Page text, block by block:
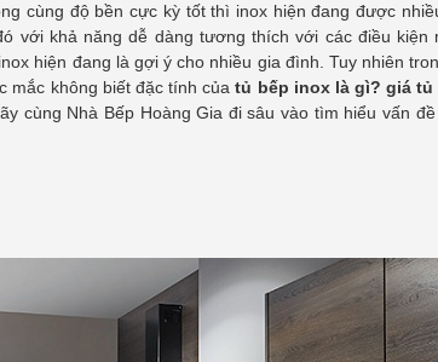
cùng độ bền cực kỳ tốt thì inox hiện đang được
với khả năng dễ dàng tương thích với các điều kiện
hiện đang là gợi ý cho nhiều gia đình. Tuy nhiên
mắc không biết đặc tính củatủ bếp inox là gì? giá tủ
cùng Nhà Bếp Hoàng Gia đi sâu vào tìm hiểu vấn